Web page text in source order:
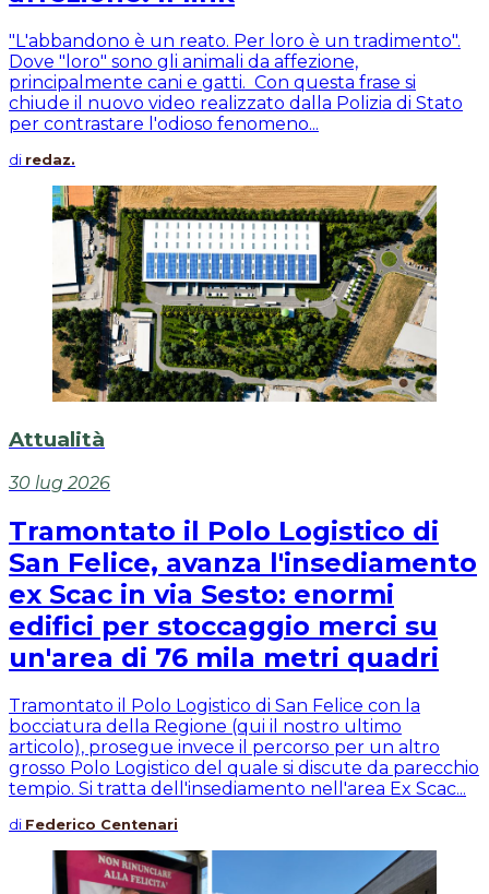
"L'abbandono è un reato. Per loro è un tradimento".
Dove "loro" sono gli animali da affezione,
principalmente cani e gatti. Con questa frase si
chiude il nuovo video realizzato dalla Polizia di Stato
per contrastare l'odioso fenomeno...
di redaz.
Attualità
30 lug 2026
Tramontato il Polo Logistico di
San Felice, avanza l'insediamento
ex Scac in via Sesto: enormi
edifici per stoccaggio merci su
un'area di 76 mila metri quadri
Tramontato il Polo Logistico di San Felice con la
bocciatura della Regione (qui il nostro ultimo
articolo), prosegue invece il percorso per un altro
grosso Polo Logistico del quale si discute da parecchio
tempio. Si tratta dell'insediamento nell'area Ex Scac...
di Federico Centenari